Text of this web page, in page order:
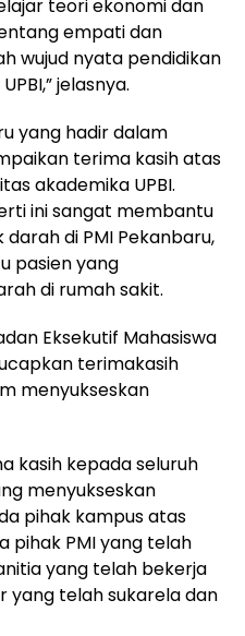
teori ekonomi dan
empati dan
wujud nyata pendidikan
jelasnya.
yang hadir dalam
terima kasih atas
akademika UPBI.
ini sangat membantu
di PMI Pekanbaru,
pasien yang
di rumah sakit.
Eksekutif Mahasiswa
terimakasih
menyukseskan
kasih kepada seluruh
menyukseskan
pihak kampus atas
pihak PMI yang telah
yang telah bekerja
yang telah sukarela dan